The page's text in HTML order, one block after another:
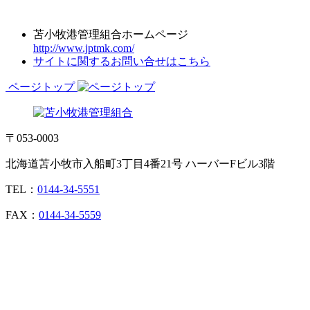
苫小牧港管理組合ホームページ
http://www.jptmk.com/
サイトに関するお問い合せはこちら
ページトップ
〒053-0003
北海道苫小牧市入船町3丁目4番21号 ハーバーFビル3階
TEL： 0144-34-5551
FAX： 0144-34-5559